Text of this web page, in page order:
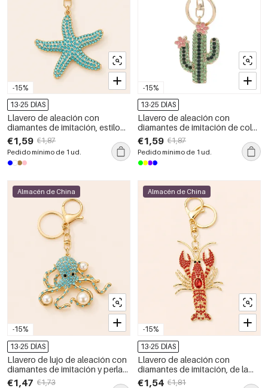
-15%
13-25 DÍAS
Llavero de aleación con
diamantes de imitación, estilo
estrella de mar, color sólido
natural, de la serie Luxurious
Series, de la serie Luxury Series.
€1,59 €1,87
Pedido mínimo de 1 ud.
-15%
13-25 DÍAS
Llavero de aleación con
diamantes de imitación de color
sólido y flores naturales de la
serie Luxury Series
€1,59 €1,87
Pedido mínimo de 1 ud.
-15%
Almacén de China
13-25 DÍAS
Llavero de lujo de aleación con
diamantes de imitación y perlas
artificiales, estilo pez oceánico
€1,47 €1,73
-15%
Almacén de China
13-25 DÍAS
Llavero de aleación con
diamantes de imitación, de la
serie de lujo, con diseño de
€1,54 €1,81